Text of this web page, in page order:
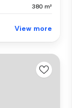
380 m²
View more